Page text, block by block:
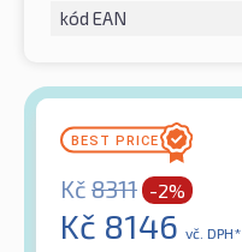
kód EAN
Kč 8311 -2%
Kč 8146 vč. DPH*